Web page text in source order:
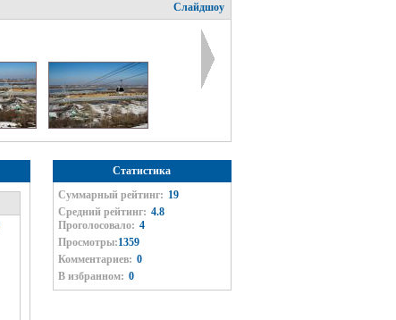
Слайдшоу
Статистика
Суммарный рейтинг: 19
Средний рейтинг: 4.8
Проголосовало: 4
Просмотры:1359
Комментариев: 0
В избранном: 0